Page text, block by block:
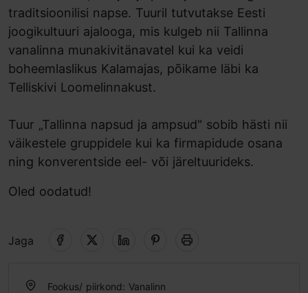
traditsioonilisi napse. Tuuril tutvutakse Eesti
joogikultuuri ajalooga, mis kulgeb nii Tallinna
vanalinna munakivitänavatel kui ka veidi
boheemlaslikus Kalamajas, põikame läbi ka
Telliskivi Loomelinnakust.
Tuur „Tallinna napsud ja ampsud" sobib hästi nii
väikestele gruppidele kui ka firmapidude osana
ning konverentside eel- või järeltuurideks.
Oled oodatud!
Jaga
Fookus/ piirkond: Vanalinn